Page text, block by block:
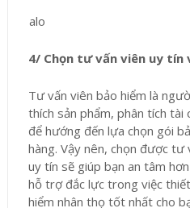
4/ Chọn tư vấn viên uy tín
Tư vấn viên bảo hiểm là
thích sản phẩm, phân tích tài
để hướng đến lựa chọn gói
hàng. Vậy nên, chọn được tư
uy tín sẽ giúp bạn an tâm
hỗ trợ đắc lực trong việc
hiểm nhân thọ tốt nhất cho